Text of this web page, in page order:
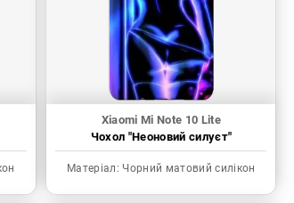
Xiaomi Mi Note 10 Lite
Чохол "Неоновий силуєт"
Матеріал: Чорний матовий силікон